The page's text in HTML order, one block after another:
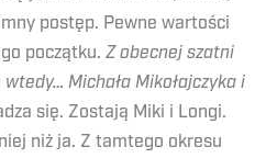
postęp. Pewne wartości
początku. Z obecnej szatni
Michała Mikołajczyka i
się. Zostają Miki i Longi.
niż ja. Z tamtego okresu